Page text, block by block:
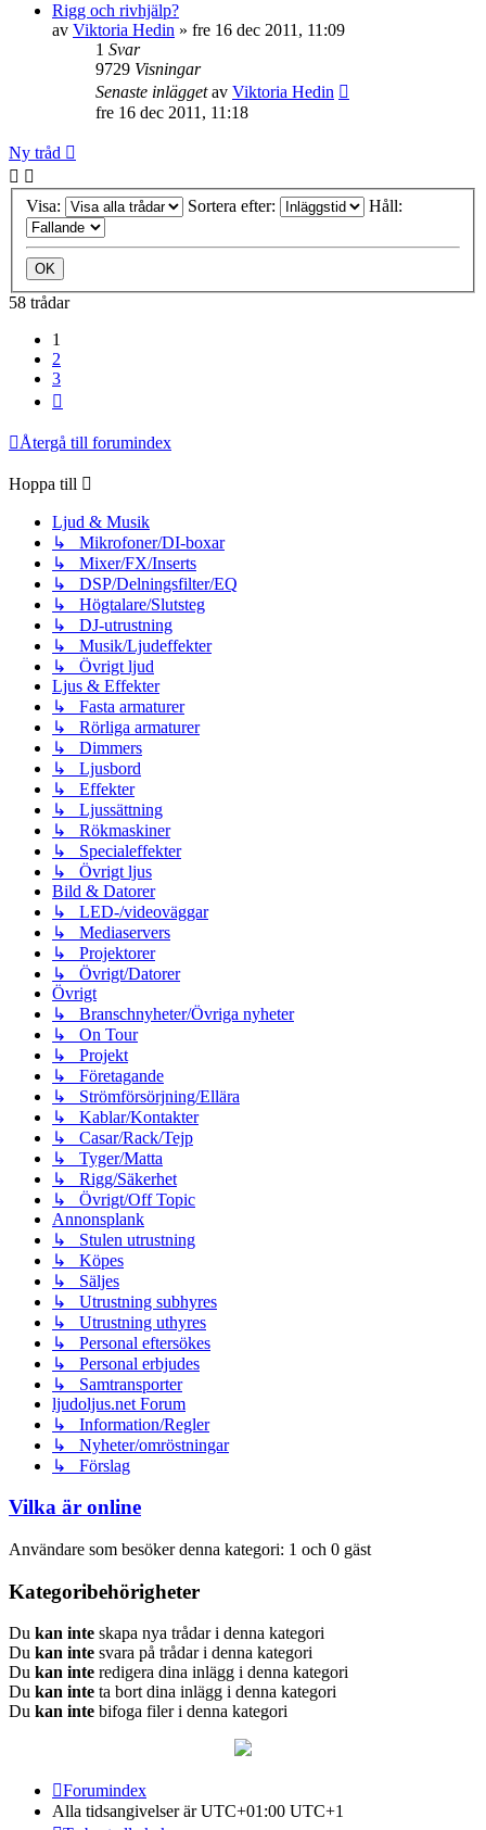
Rigg och rivhjälp?
av Viktoria Hedin » fre 16 dec 2011, 11:09
1 Svar
9729 Visningar
Senaste inläggetav Viktoria Hedin
fre 16 dec 2011, 11:18
Ny tråd
Visa: Sortera efter: Håll:
58 trådar
1
2
3
Återgå till forumindex
Hoppa till
Ljud & Musik
↳ Mikrofoner/DI-boxar
↳ Mixer/FX/Inserts
↳ DSP/Delningsfilter/EQ
↳ Högtalare/Slutsteg
↳ DJ-utrustning
↳ Musik/Ljudeffekter
↳ Övrigt ljud
Ljus & Effekter
↳ Fasta armaturer
↳ Rörliga armaturer
↳ Dimmers
↳ Ljusbord
↳ Effekter
↳ Ljussättning
↳ Rökmaskiner
↳ Specialeffekter
↳ Övrigt ljus
Bild & Datorer
↳ LED-/videoväggar
↳ Mediaservers
↳ Projektorer
↳ Övrigt/Datorer
Övrigt
↳ Branschnyheter/Övriga nyheter
↳ On Tour
↳ Projekt
↳ Företagande
↳ Strömförsörjning/Ellära
↳ Kablar/Kontakter
↳ Casar/Rack/Tejp
↳ Tyger/Matta
↳ Rigg/Säkerhet
↳ Övrigt/Off Topic
Annonsplank
↳ Stulen utrustning
↳ Köpes
↳ Säljes
↳ Utrustning subhyres
↳ Utrustning uthyres
↳ Personal eftersökes
↳ Personal erbjudes
↳ Samtransporter
ljudoljus.net Forum
↳ Information/Regler
↳ Nyheter/omröstningar
↳ Förslag
Vilka är online
Användare som besöker denna kategori: 1 och 0 gäst
Kategoribehörigheter
Du kan inte skapa nya trådar i denna kategori
Du kan inte svara på trådar i denna kategori
Du kan inte redigera dina inlägg i denna kategori
Du kan inte ta bort dina inlägg i denna kategori
Du kan inte bifoga filer i denna kategori
Forumindex
Alla tidsangivelser är UTC+01:00 UTC+1